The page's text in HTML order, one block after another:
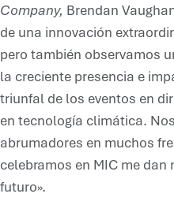
Company, Brendan
de una innovación
pero también observamos
la creciente presencia e
triunfal de los eventos en
en tecnología climática.
abrumadores en muchos
celebramos en MIC me
futuro».